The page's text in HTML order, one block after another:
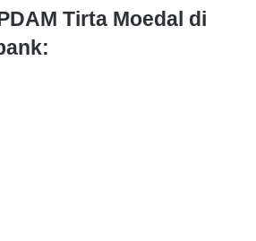
Tirta Moedal di